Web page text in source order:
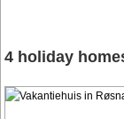
4 holiday